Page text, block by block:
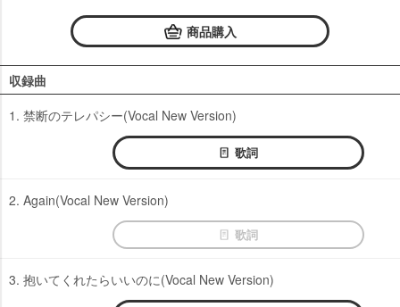
商品購入
収録曲
1. 禁断のテレパシー(Vocal New Version)
歌詞
2. Again(Vocal New Version)
歌詞
3. 抱いてくれたらいいのに(Vocal New Version)